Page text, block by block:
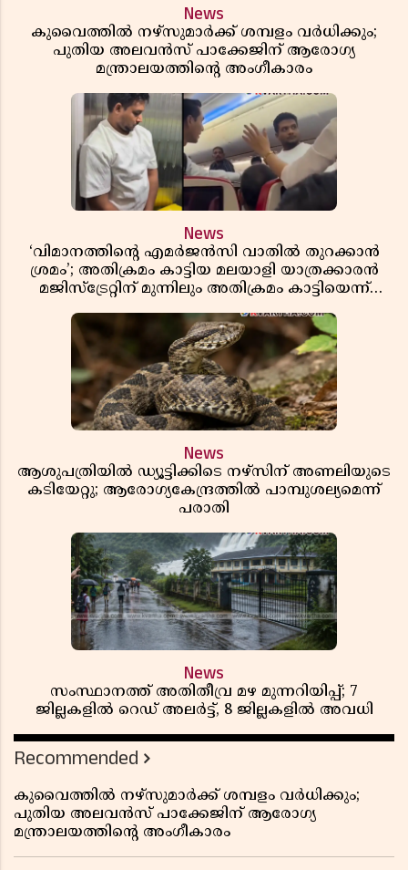
News
കുവൈത്തിൽ നഴ്‌സുമാർക്ക് ശമ്പളം വർധിക്കും;
പുതിയ അലവൻസ് പാക്കേജിന് ആരോഗ്യ
മന്ത്രാലയത്തിൻ്റെ അംഗീകാരം
News
‘വിമാനത്തിൻ്റെ എമർജൻസി വാതിൽ തുറക്കാൻ
ശ്രമം’; അതിക്രമം കാട്ടിയ മലയാളി യാത്രക്കാരൻ
മജിസ്ട്രേറ്റിന് മുന്നിലും അതിക്രമം കാട്ടിയെന്ന്
News
ആശുപത്രിയിൽ ഡ്യൂട്ടിക്കിടെ നഴ്സിന് അണലിയുടെ
കടിയേറ്റു; ആരോഗ്യകേന്ദ്രത്തിൽ പാമ്പുശല്യമെന്ന്
പരാതി
News
സംസ്ഥാനത്ത് അതിതീവ്ര മഴ മുന്നറിയിപ്പ്; 7
ജില്ലകളിൽ റെഡ് അലർട്ട്, 8 ജില്ലകളിൽ അവധി
Recommended
കുവൈത്തിൽ നഴ്‌സുമാർക്ക് ശമ്പളം വർധിക്കും;
പുതിയ അലവൻസ് പാക്കേജിന് ആരോഗ്യ
മന്ത്രാലയത്തിൻ്റെ അംഗീകാരം